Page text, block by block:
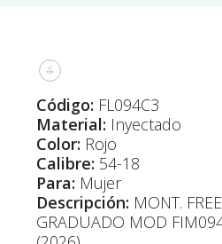
Código: FL094C3
Material: Inyectado
Color: Rojo
Calibre: 54-18
Para: Mujer
Descripción: MONT.
GRADUADO MOD